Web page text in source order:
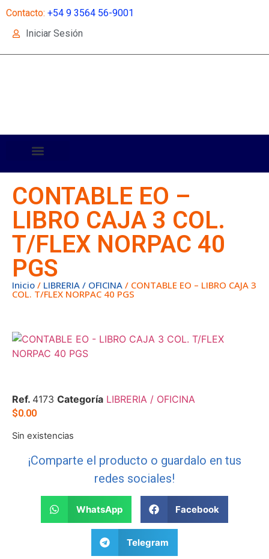
Contacto: +54 9 3564 56-9001
Iniciar Sesión
CONTABLE EO –
LIBRO CAJA 3 COL.
T/FLEX NORPAC 40
PGS
Inicio / LIBRERIA / OFICINA / CONTABLE EO – LIBRO CAJA 3
COL. T/FLEX NORPAC 40 PGS
Ref. 4173 Categoría LIBRERIA / OFICINA
$0.00
Sin existencias
¡Comparte el producto o guardalo en tus
redes sociales!
WhatsApp Facebook
Telegram